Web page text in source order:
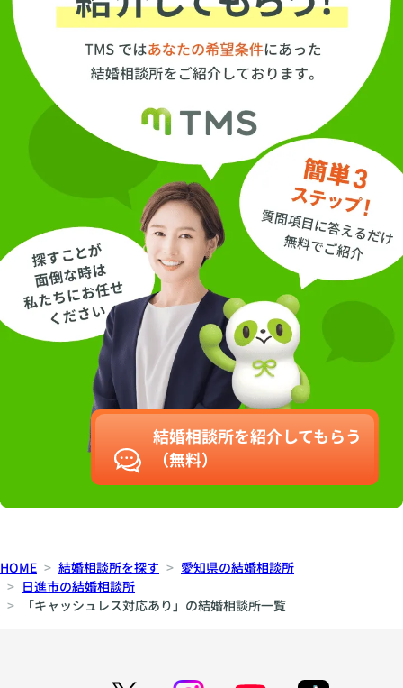
結婚相談所を紹介してもらう
（無料）
HOME 結婚相談所を探す
愛知県の結婚相談所
日進市の結婚相談所
「キャッシュレス対応あり」の結婚相談所一覧